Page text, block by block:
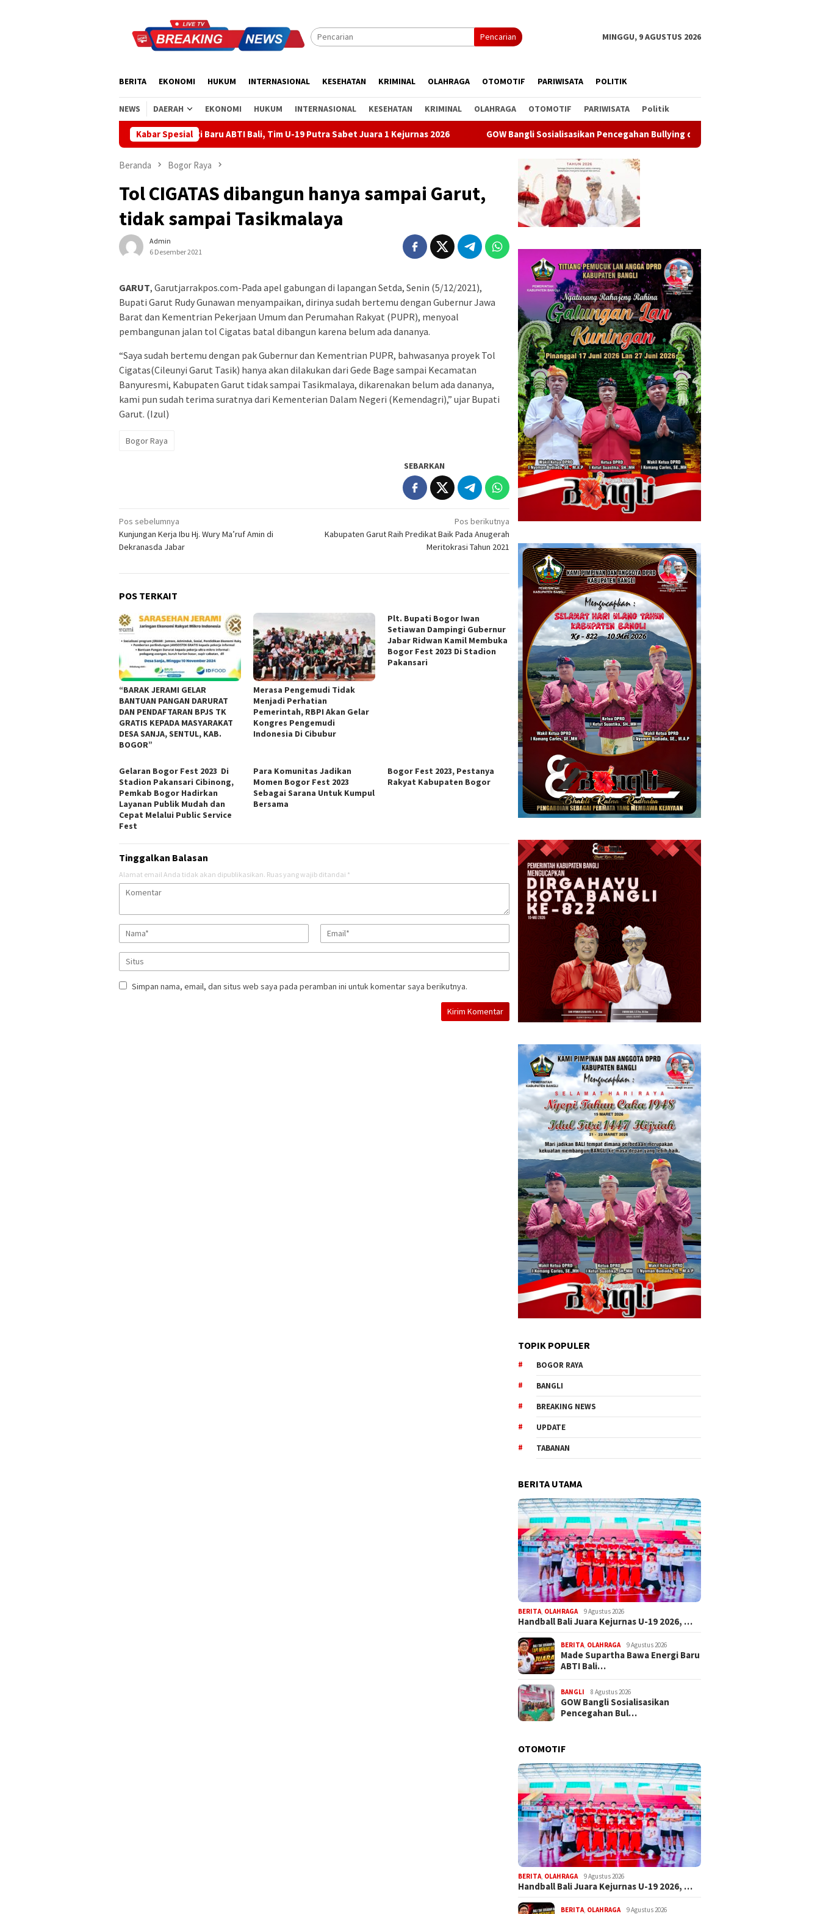
Pencarian MINGGU, 9 AGUSTUS 2026
BERITA EKONOMI HUKUM INTERNASIONAL KESEHATAN KRIMINAL OLAHRAGA OTOMOTIF PARIWISATA POLITIK
NEWS DAERAH EKONOMI HUKUM INTERNASIONAL KESEHATAN KRIMINAL OLAHRAGA OTOMOTIF PARIWISATA Politik
Kabar Spesial
Made Supartha Bawa Energi Baru ABTI Bali, Tim U-19 Putra Sabet Juara 1 Kejurnas 2026 GOW Bangli Sosialisasikan Pencegahan Bullying di SMPN 1 Kintamani
Beranda Bogor Raya
Tol CIGATAS dibangun hanya sampai Garut,
tidak sampai Tasikmalaya
Admin
6 Desember 2021
GARUT, Garutjarrakpos.com-Pada apel gabungan di lapangan Setda, Senin (5/12/2021),
Bupati Garut Rudy Gunawan menyampaikan, dirinya sudah bertemu dengan Gubernur Jawa
Barat dan Kementrian Pekerjaan Umum dan Perumahan Rakyat (PUPR), menyoal
pembangunan jalan tol Cigatas batal dibangun karena belum ada dananya.
“Saya sudah bertemu dengan pak Gubernur dan Kementrian PUPR, bahwasanya proyek Tol
Cigatas(Cileunyi Garut Tasik) hanya akan dilakukan dari Gede Bage sampai Kecamatan
Banyuresmi, Kabupaten Garut tidak sampai Tasikmalaya, dikarenakan belum ada dananya,
kami pun sudah terima suratnya dari Kementerian Dalam Negeri (Kemendagri),” ujar Bupati
Garut. (Izul)
Bogor Raya
SEBARKAN
Navigasi
pos
Pos sebelumnya
Kunjungan Kerja Ibu Hj. Wury Ma’ruf Amin di
Dekranasda Jabar
Pos berikutnya
Kabupaten Garut Raih Predikat Baik Pada Anugerah
Meritokrasi Tahun 2021
POS TERKAIT
“BARAK JERAMI GELAR
BANTUAN PANGAN DARURAT
DAN PENDAFTARAN BPJS TK
GRATIS KEPADA MASYARAKAT
DESA SANJA, SENTUL, KAB.
BOGOR”
Merasa Pengemudi Tidak
Menjadi Perhatian
Pemerintah, RBPI Akan Gelar
Kongres Pengemudi
Indonesia Di Cibubur
Plt. Bupati Bogor Iwan
Setiawan Dampingi Gubernur
Jabar Ridwan Kamil Membuka
Bogor Fest 2023 Di Stadion
Pakansari
Gelaran Bogor Fest 2023 Di
Stadion Pakansari Cibinong,
Pemkab Bogor Hadirkan
Layanan Publik Mudah dan
Cepat Melalui Public Service
Fest
Para Komunitas Jadikan
Momen Bogor Fest 2023
Sebagai Sarana Untuk Kumpul
Bersama
Bogor Fest 2023, Pestanya
Rakyat Kabupaten Bogor
Tinggalkan Balasan
Alamat email Anda tidak akan dipublikasikan. Ruas yang wajib ditandai *
Simpan nama, email, dan situs web saya pada peramban ini untuk komentar saya berikutnya.
TOPIK POPULER
BOGOR RAYA
BANGLI
BREAKING NEWS
UPDATE
TABANAN
BERITA UTAMA
BERITA, OLAHRAGA 9 Agustus 2026
Handball Bali Juara Kejurnas U-19 2026, …
BERITA, OLAHRAGA 9 Agustus 2026
Made Supartha Bawa Energi Baru
ABTI Bali…
BANGLI 8 Agustus 2026
GOW Bangli Sosialisasikan
Pencegahan Bul…
OTOMOTIF
BERITA, OLAHRAGA 9 Agustus 2026
Handball Bali Juara Kejurnas U-19 2026, …
BERITA, OLAHRAGA 9 Agustus 2026